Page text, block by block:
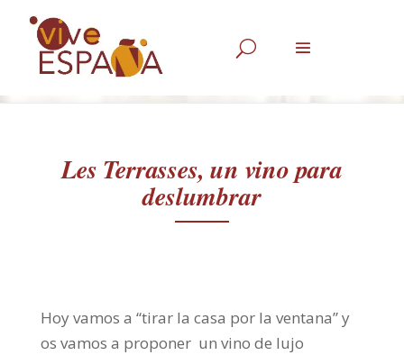
U
Les Terrasses, un vino para
deslumbrar
Hoy vamos a “tirar la casa por la ventana” y
os vamos a proponer un vino de lujo